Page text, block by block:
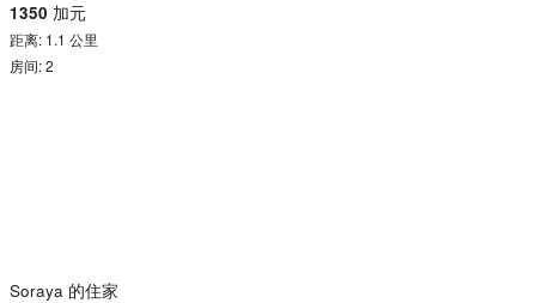
1350 加元
距离: 1.1 公里
房间: 2
Soraya 的住家